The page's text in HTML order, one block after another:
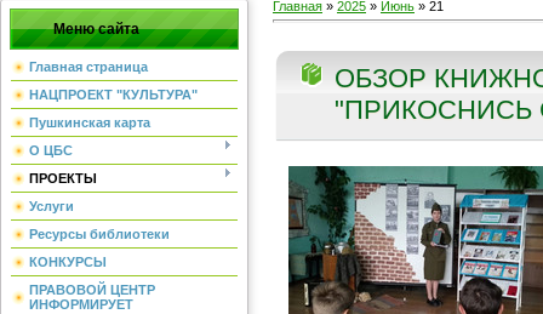
Меню сайта
Главная страница
НАЦПРОЕКТ "КУЛЬТУРА"
Пушкинская карта
О ЦБС
ПРОЕКТЫ
Услуги
Ресурсы библиотеки
КОНКУРСЫ
ПРАВОВОЙ ЦЕНТР
ИНФОРМИРУЕТ
Главная » 2025 » Июнь » 21
ОБЗОР
"ПРИКОСНИСЬ